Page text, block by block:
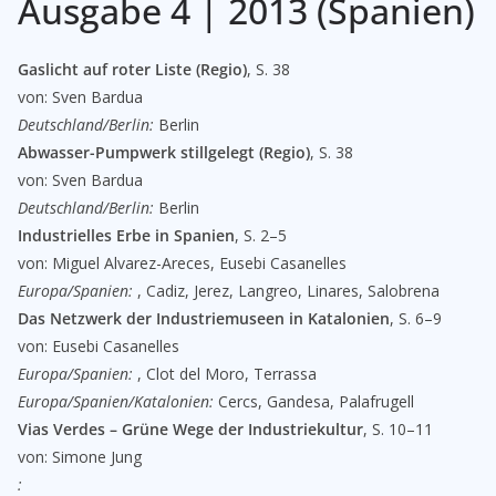
Ausgabe 4 | 2013 (Spanien)
Gaslicht auf roter Liste (Regio), S. 38
von: Sven Bardua
Deutschland/Berlin: Berlin
Abwasser-Pumpwerk stillgelegt (Regio), S. 38
von: Sven Bardua
Deutschland/Berlin: Berlin
Industrielles Erbe in Spanien, S. 2–5
von: Miguel Alvarez-Areces, Eusebi Casanelles
Europa/Spanien: , Cadiz, Jerez, Langreo, Linares, Salobrena
Das Netzwerk der Industriemuseen in Katalonien, S. 6–9
von: Eusebi Casanelles
Europa/Spanien: , Clot del Moro, Terrassa
Europa/Spanien/Katalonien: Cercs, Gandesa, Palafrugell
Vias Verdes – Grüne Wege der Industriekultur, S. 10–11
von: Simone Jung
: